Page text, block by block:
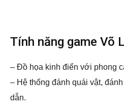
Tính năng game Võ
– Đồ họa kinh điển với phong
– Hệ thống đánh quái vật,
dẫn.